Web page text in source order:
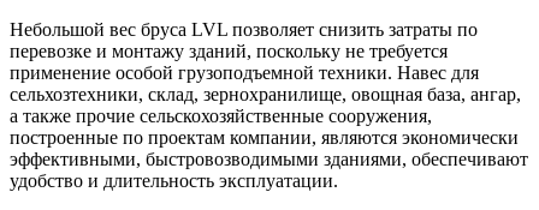
Небольшой вес бруса LVL позволяет снизить затраты по
перевозке и монтажу зданий, поскольку не требуется
применение особой грузоподъемной техники. Навес для
сельхозтехники, склад, зернохранилище, овощная база, ангар,
а также прочие сельскохозяйственные сооружения,
построенные по проектам компании, являются экономически
эффективными, быстровозводимыми зданиями, обеспечивают
удобство и длительность эксплуатации.